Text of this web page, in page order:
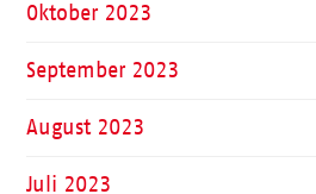
Oktober 2023
September 2023
August 2023
Juli 2023